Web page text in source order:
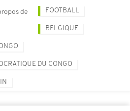
de FOOTBALL
BELGIQUE
DU CONGO